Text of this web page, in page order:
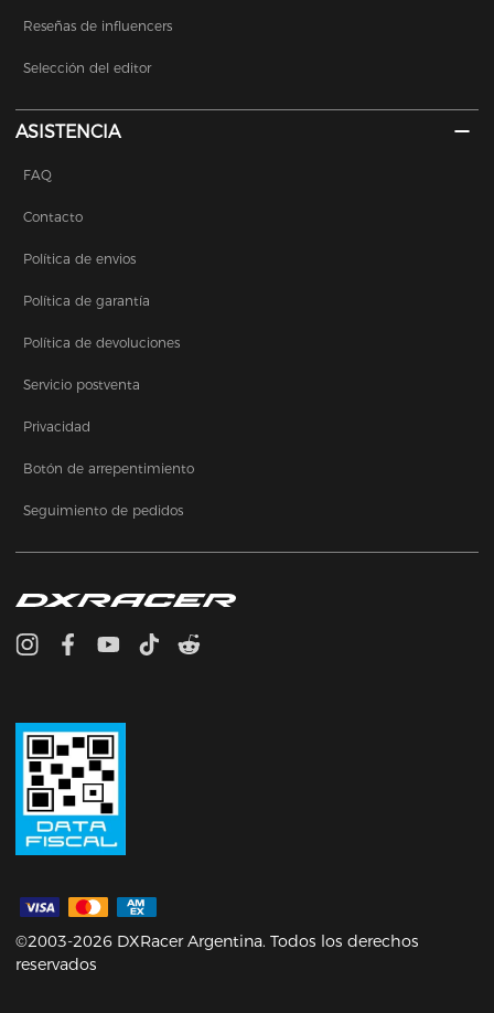
Reseñas de influencers
Selección del editor
ASISTENCIA
FAQ
Contacto
Política de envios
Política de garantía
Política de devoluciones
Servicio postventa
Privacidad
Botón de arrepentimiento
Seguimiento de pedidos
©2003-2026 DXRacer Argentina. Todos los derechos
reservados